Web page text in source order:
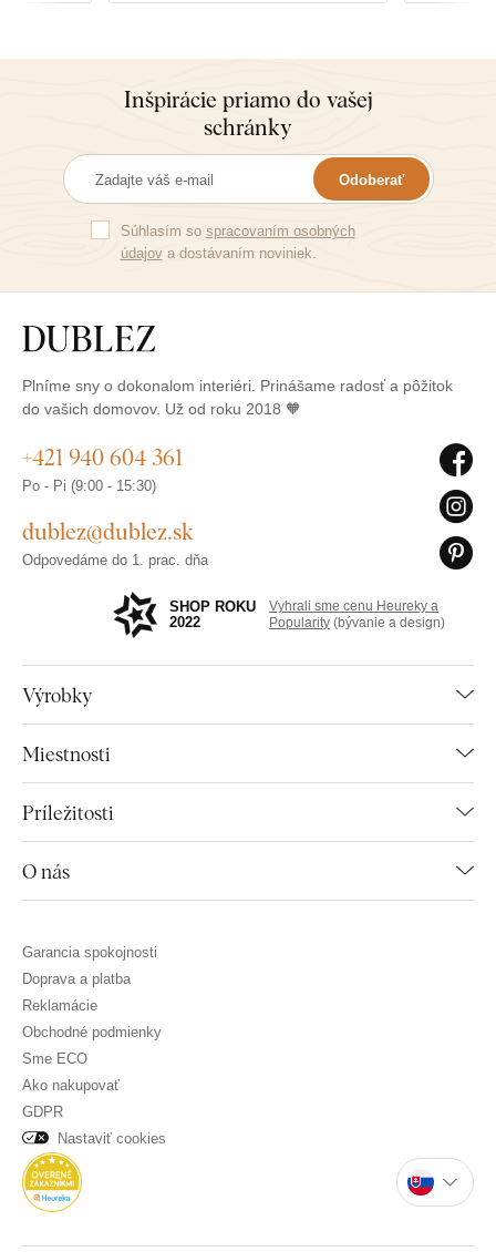
Inšpirácie priamo do vašej
schránky
Odoberať
Súhlasím so spracovaním osobných
údajova dostávaním noviniek.
Plníme sny o dokonalom interiéri. Prinášame radosť a pôžitok
do vašich domovov. Už od roku 2018 🧡
Výrobky
Miestnosti
Príležitosti
O nás
+421 940 604 361
Po - Pi (9:00 - 15:30)
dublez@dublez.sk
Odpovedáme do 1. prac. dňa
SHOP ROKU
2022
Vyhrali sme cenu Heureky a
Popularity (bývanie a design)
Garancia spokojnosti
Doprava a platba
Reklamácie
Obchodné podmienky
Sme ECO
Ako nakupovať
GDPR
Nastaviť cookies